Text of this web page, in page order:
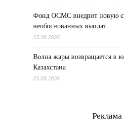
Фонд ОСМС внедрит новую
необоснованных выплат
05.08.2026
Волна жары возвращается в
Казахстана
05.08.2026
Реклама